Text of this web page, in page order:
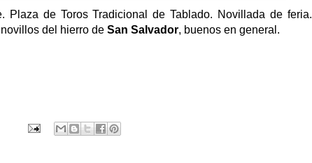
Plaza de Toros Tradicional de Tablado. Novillada de feria.
del hierro de San Salvador, buenos en general.